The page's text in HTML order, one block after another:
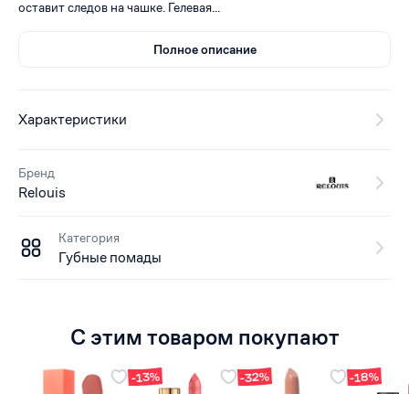
оставит следов на чашке. Гелевая...
Полное описание
Характеристики
Бренд
Relouis
Категория
Губные помады
С этим товаром покупают
-13% -32% -18%